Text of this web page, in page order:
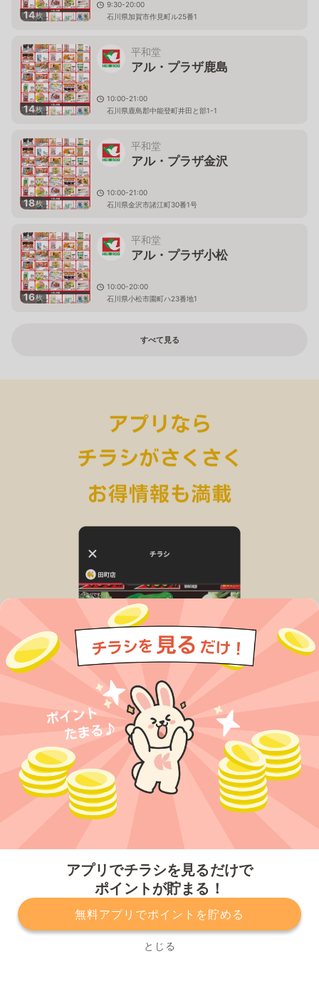
アプリでチラシを見るだけで
ポイントが貯まる！
無料アプリでポイントを貯める
とじる
14枚
9:30-20:00
石川県加賀市作見町ル25番1
14枚
平和堂
アル・プラザ鹿島
10:00-21:00
石川県鹿島郡中能登町井田と部1-1
18枚
平和堂
アル・プラザ金沢
10:00-21:00
石川県金沢市諸江町30番1号
16枚
平和堂
アル・プラザ小松
10:00-20:00
石川県小松市園町ハ23番地1
すべて見る
プライバシーポリシー 利用規約
運営会社
サービスに関してのお問い合わせ